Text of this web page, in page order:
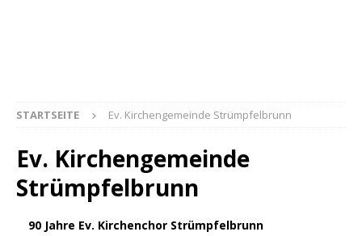
STARTSEITE Ev. Kirchengemeinde Strümpfelbrunn
Ev. Kirchengemeinde
Strümpfelbrunn
90 Jahre Ev. Kirchenchor Strümpfelbrunn